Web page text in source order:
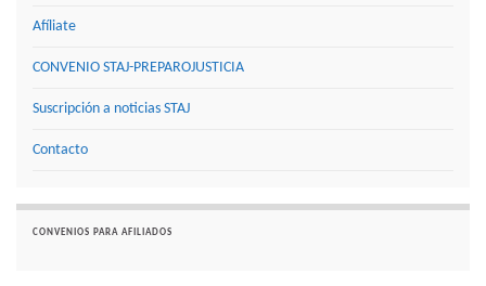
Afíliate
CONVENIO STAJ-PREPAROJUSTICIA
Suscripción a noticias STAJ
Contacto
CONVENIOS PARA AFILIADOS